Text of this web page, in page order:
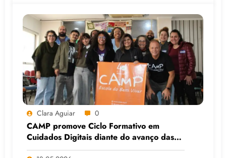
Clara Aguiar 0
CAMP promove Ciclo Formativo em
Cuidados Digitais diante do avanço das
Big Techs e da IA